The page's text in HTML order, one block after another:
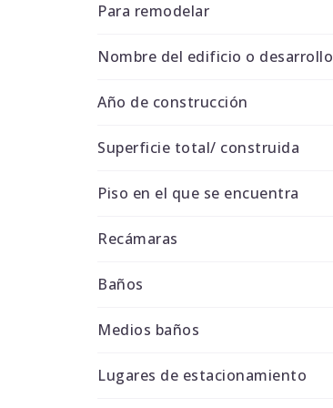
Para remodelar
Nombre del edificio o desarrollo
Año de construcción
Superficie total/ construida
Piso en el que se encuentra
Recámaras
Baños
Medios baños
Lugares de estacionamiento